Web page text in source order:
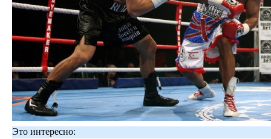
Это интересно: